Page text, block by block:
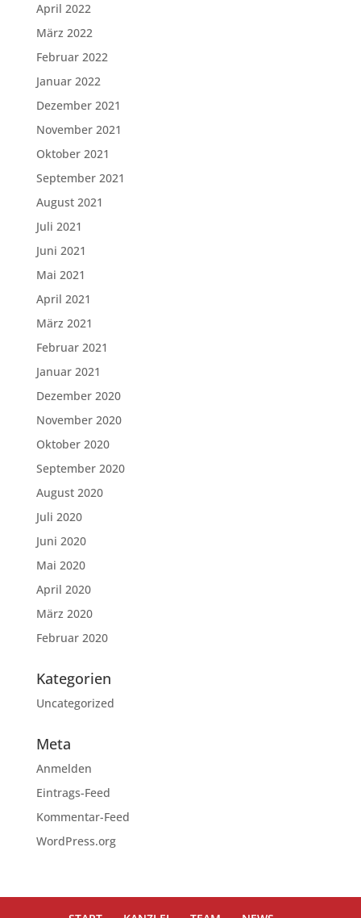
April 2022
März 2022
Februar 2022
Januar 2022
Dezember 2021
November 2021
Oktober 2021
September 2021
August 2021
Juli 2021
Juni 2021
Mai 2021
April 2021
März 2021
Februar 2021
Januar 2021
Dezember 2020
November 2020
Oktober 2020
September 2020
August 2020
Juli 2020
Juni 2020
Mai 2020
April 2020
März 2020
Februar 2020
Kategorien
Uncategorized
Meta
Anmelden
Eintrags-Feed
Kommentar-Feed
WordPress.org